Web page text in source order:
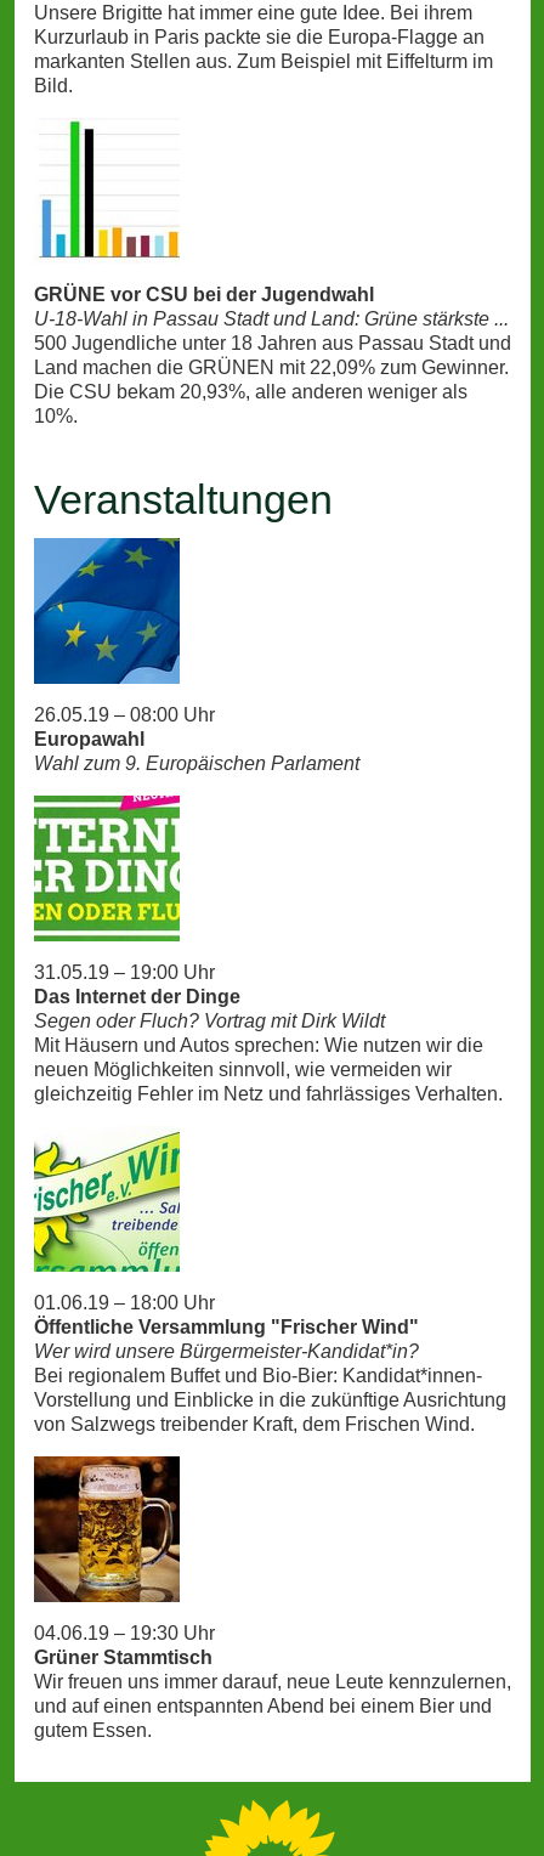
Unsere Brigitte hat immer eine gute Idee. Bei ihrem
Kurzurlaub in Paris packte sie die Europa-Flagge an
markanten Stellen aus. Zum Beispiel mit Eiffelturm im
Bild.
GRÜNE vor CSU bei der Jugendwahl
U-18-Wahl in Passau Stadt und Land: Grüne stärkste ...
500 Jugendliche unter 18 Jahren aus Passau Stadt und
Land machen die GRÜNEN mit 22,09% zum Gewinner.
Die CSU bekam 20,93%, alle anderen weniger als
10%.
Veranstaltungen
26.05.19 – 08:00 Uhr
Europawahl
Wahl zum 9. Europäischen Parlament
31.05.19 – 19:00 Uhr
Das Internet der Dinge
Segen oder Fluch? Vortrag mit Dirk Wildt
Mit Häusern und Autos sprechen: Wie nutzen wir die
neuen Möglichkeiten sinnvoll, wie vermeiden wir
gleichzeitig Fehler im Netz und fahrlässiges Verhalten.
01.06.19 – 18:00 Uhr
Öffentliche Versammlung "Frischer Wind"
Wer wird unsere Bürgermeister-Kandidat*in?
Bei regionalem Buffet und Bio-Bier: Kandidat*innen-
Vorstellung und Einblicke in die zukünftige Ausrichtung
von Salzwegs treibender Kraft, dem Frischen Wind.
04.06.19 – 19:30 Uhr
Grüner Stammtisch
Wir freuen uns immer darauf, neue Leute kennzulernen,
und auf einen entspannten Abend bei einem Bier und
gutem Essen.